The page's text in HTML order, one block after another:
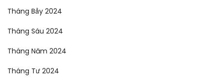
Tháng Bảy 2024
Tháng Sáu 2024
Tháng Năm 2024
Tháng Tư 2024